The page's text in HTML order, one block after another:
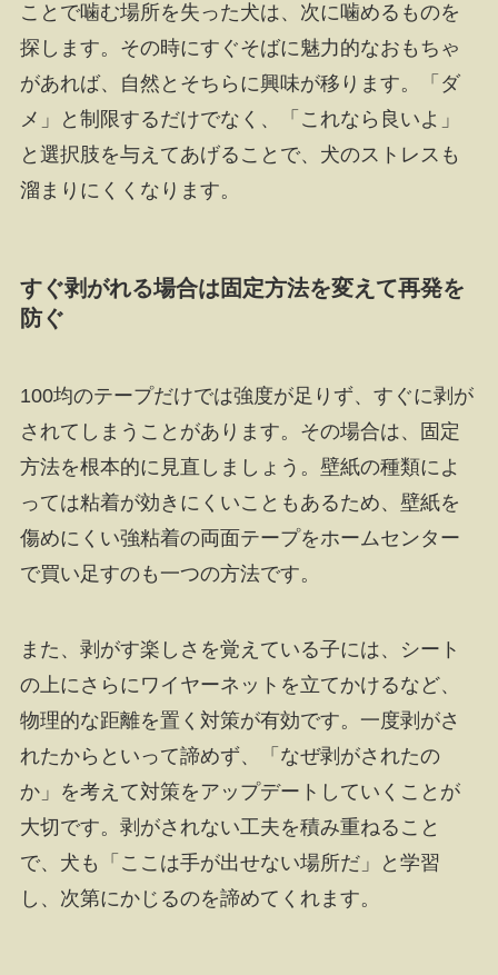
ことで噛む場所を失った犬は、次に噛めるものを
探します。その時にすぐそばに魅力的なおもちゃ
があれば、自然とそちらに興味が移ります。「ダ
メ」と制限するだけでなく、「これなら良いよ」
と選択肢を与えてあげることで、犬のストレスも
溜まりにくくなります。
すぐ剥がれる場合は固定方法を変えて再発を
防ぐ
100均のテープだけでは強度が足りず、すぐに剥が
されてしまうことがあります。その場合は、固定
方法を根本的に見直しましょう。壁紙の種類によ
っては粘着が効きにくいこともあるため、壁紙を
傷めにくい強粘着の両面テープをホームセンター
で買い足すのも一つの方法です。
また、剥がす楽しさを覚えている子には、シート
の上にさらにワイヤーネットを立てかけるなど、
物理的な距離を置く対策が有効です。一度剥がさ
れたからといって諦めず、「なぜ剥がされたの
か」を考えて対策をアップデートしていくことが
大切です。剥がされない工夫を積み重ねること
で、犬も「ここは手が出せない場所だ」と学習
し、次第にかじるのを諦めてくれます。